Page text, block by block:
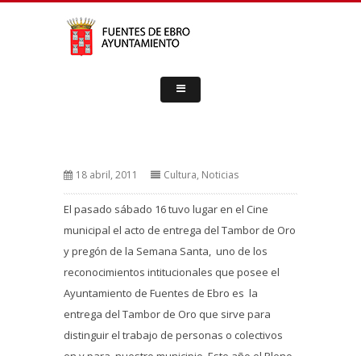
18 abril, 2011 Cultura, Noticias
El pasado sábado 16 tuvo lugar en el Cine
municipal el acto de entrega del Tambor de Oro
y pregón de la Semana Santa, uno de los
reconocimientos intitucionales que posee el
Ayuntamiento de Fuentes de Ebro es la
entrega del Tambor de Oro que sirve para
distinguir el trabajo de personas o colectivos